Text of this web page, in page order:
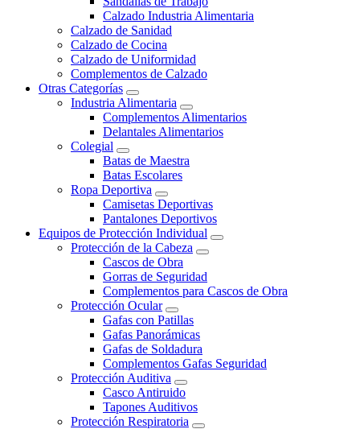
Calzado Industria Alimentaria
Calzado de Sanidad
Calzado de Cocina
Calzado de Uniformidad
Complementos de Calzado
Otras Categorías
Industria Alimentaria
Complementos Alimentarios
Delantales Alimentarios
Colegial
Batas de Maestra
Batas Escolares
Ropa Deportiva
Camisetas Deportivas
Pantalones Deportivos
Equipos de Protección Individual
Protección de la Cabeza
Cascos de Obra
Gorras de Seguridad
Complementos para Cascos de Obra
Protección Ocular
Gafas con Patillas
Gafas Panorámicas
Gafas de Soldadura
Complementos Gafas Seguridad
Protección Auditiva
Casco Antiruido
Tapones Auditivos
Protección Respiratoria